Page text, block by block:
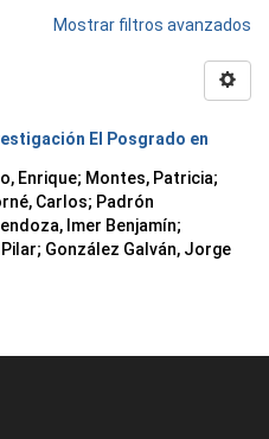
Mostrar filtros avanzados
El Posgrado en
Enrique; Montes, Patricia;
Carlos; Padrón
Imer Benjamín;
; González Galván, Jorge